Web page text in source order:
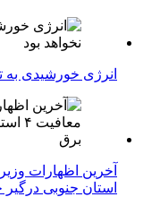
انرژی خورشیدی به
استان جنوبی